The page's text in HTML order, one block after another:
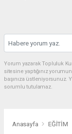
Yorum yazarak Topluluk
sitesine yaptığınız
başınıza
sorumlu tutulamaz.
Anasayfa EĞİTİM